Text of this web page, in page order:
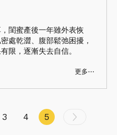
閨蜜產後一年雖外表恢
處乾澀、腹部鬆弛困擾，
限，逐漸失去自信。
更多⋯
3 4 5